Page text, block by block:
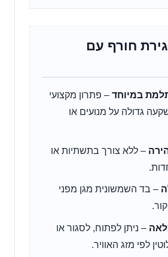
חורף עם
במיוחד– פתרון מקצועי
גדולה על מנועים או
– ללא צורך בתשתיות או
– בד השמשונית מגן מפני
– ניתן לפתוח, לסגור או
לפי מזג האוויר.